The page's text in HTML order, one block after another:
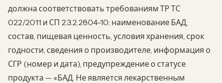
должна соответствовать требованиям ТР ТС
022/2011 и СП 2.3.2.2804-10: наименование БАД,
состав, пищевая ценность, условия хранения, срок
годности, сведения о производителе, информация о
СГР (номер и дата), предупреждение о статусе
продукта — «БАД. Не является лекарственным